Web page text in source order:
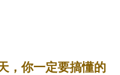
，你一定要搞懂的